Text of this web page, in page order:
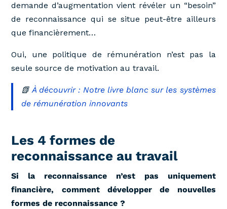
demande d’augmentation vient révéler un “besoin”
de reconnaissance qui se situe peut-être ailleurs
que financièrement…
Oui, une politique de rémunération n’est pas la
seule source de motivation au travail.
📗À découvrir : Notre livre blanc sur les systèmes
de rémunération innovants
Les 4 formes de
reconnaissance au travail
Si la reconnaissance n’est pas uniquement
financière, comment développer de nouvelles
formes de reconnaissance ?